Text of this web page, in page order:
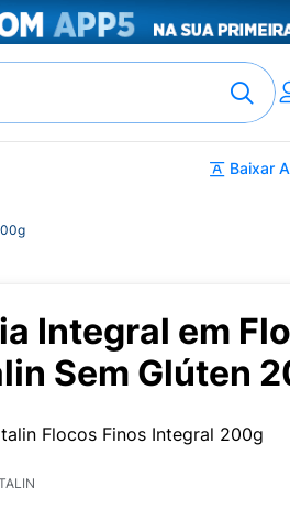
Baixar
Integral em
Sem Glúten
Flocos Finos Integral 200g